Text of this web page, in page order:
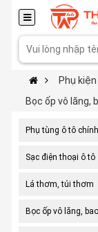
Phụ
Bọc ốp vô lăng,
Phụ tùng ô tô
Sạc điện thoại ô tô
Lá thơm, túi thơm
Bọc ốp vô lăng,